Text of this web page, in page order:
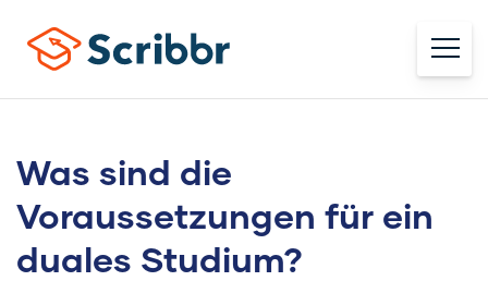
Was sind die
Voraussetzungen für ein
duales Studium?